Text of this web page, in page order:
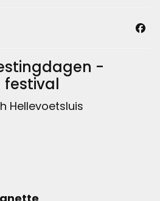
-
festival
Hellevoetsluis